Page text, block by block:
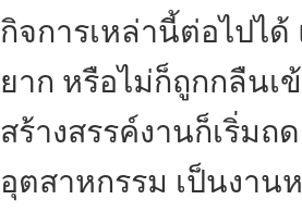
กิจการเหล่านี้ต่อไปไ
ยาก หรือไม่ก็ถูกกลืนเ
สร้างสรรค์งานก็เริ่มถ
อุตสาหกรรม เป็นงา